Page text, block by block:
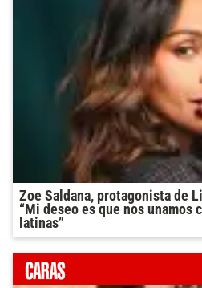
Zoe Saldana, protagonista de
“Mi deseo es que nos unamos
latinas”